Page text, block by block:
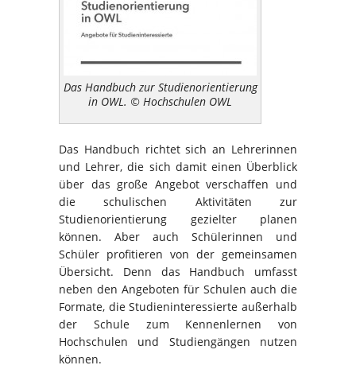
Das Handbuch zur Studienorientierung
in OWL. © Hochschulen OWL
Das Handbuch richtet sich an Lehrerinnen
und Lehrer, die sich damit einen Überblick
über das große Angebot verschaffen und
die schulischen Aktivitäten zur
Studienorientierung gezielter planen
können. Aber auch Schülerinnen und
Schüler profitieren von der gemeinsamen
Übersicht. Denn das Handbuch umfasst
neben den Angeboten für Schulen auch die
Formate, die Studieninteressierte außerhalb
der Schule zum Kennenlernen von
Hochschulen und Studiengängen nutzen
können.